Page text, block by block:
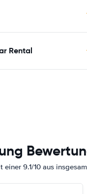
Rental
einer 9.1/10 aus